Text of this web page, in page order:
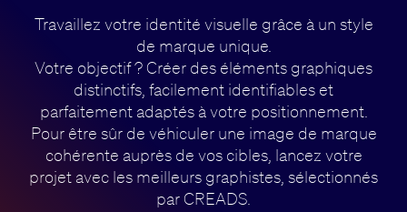
FR
Travaillez votre identité visuelle grâce à un style
de marque unique.
Votre objectif ? Créer des éléments graphiques
distinctifs, facilement identifiables et
parfaitement adaptés à votre positionnement.
Pour être sûr de véhiculer une image de marque
cohérente auprès de vos cibles, lancez votre
projet avec les meilleurs graphistes, sélectionnés
par CREADS.